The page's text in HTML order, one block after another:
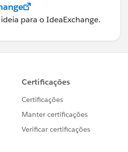
para o IdeaExchange.